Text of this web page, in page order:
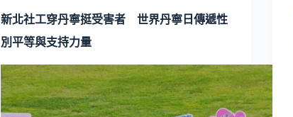
新北社工穿丹寧挺受害者 世界丹寧日傳遞性
別平等與支持力量